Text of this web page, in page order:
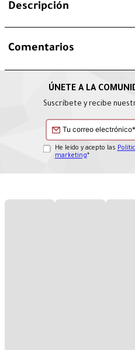
Descripción
Comentarios
Suscríbete y recibe
He leído y acepto las
marketing*